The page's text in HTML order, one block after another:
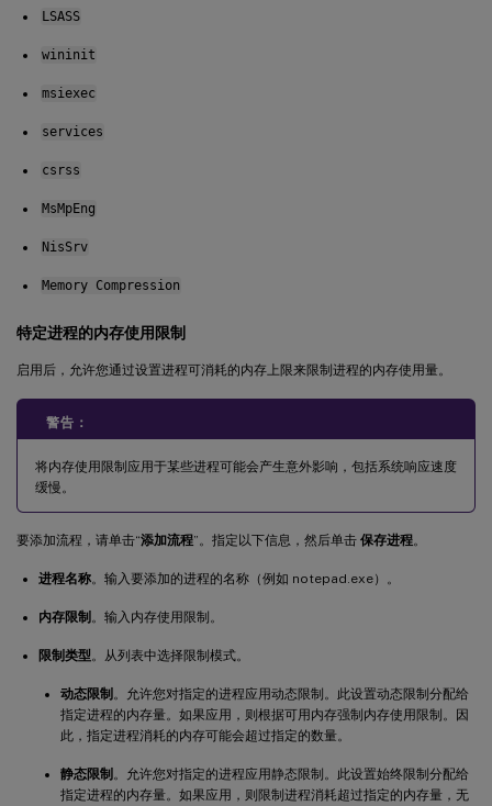
LSASS
wininit
msiexec
services
csrss
MsMpEng
NisSrv
Memory Compression
特定进程的内存使用限制
启用后，允许您通过设置进程可消耗的内存上限来限制进程的内存使用量。
警告：
将内存使用限制应用于某些进程可能会产生意外影响，包括系统响应速度
缓慢。
要添加流程，请单击“添加流程”。指定以下信息，然后单击 保存进程。
进程名称。输入要添加的进程的名称（例如 notepad.exe）。
内存限制 。输入内存使用限制。
限制类型 。从列表中选择限制模式。
动态限制 。允许您对指定的进程应用动态限制。此设置动态限制分配给
指定进程的内存量。如果应用，则根据可用内存强制内存使用限制。因
此，指定进程消耗的内存可能会超过指定的数量。
静态限制 。允许您对指定的进程应用静态限制。此设置始终限制分配给
指定进程的内存量。如果应用，则限制进程消耗超过指定的内存量，无